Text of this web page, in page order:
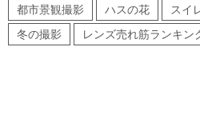
都市景観撮影
ハスの花 スイ
冬の撮影
レンズ売れ筋ランキン